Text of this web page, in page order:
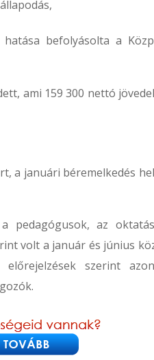
befolyásolta a
ami 159 300 nettó
a januári béremelkedés
pedagógusok, az
volt a január és június
szerint